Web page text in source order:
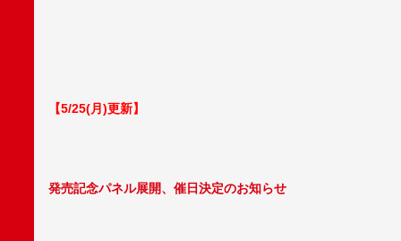
【5/25(月)更新】
発売記念パネル展開、催日決定のお知らせ